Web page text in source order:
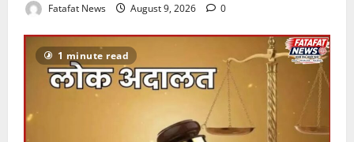
Fatafat News August 9, 2026 0
1 minute read